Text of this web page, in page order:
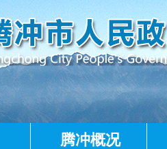
腾冲概况